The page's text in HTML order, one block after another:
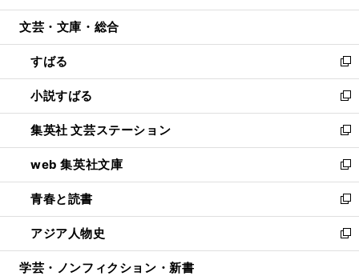
開
ウ
開
く
ン
ウ
で
開
く
ウ
ン
ド
ウ
で
開
く
文芸・文庫・総合
すばる
新
し
い
ウ
ィ
ン
ド
ウ
で
開
く
小説すばる
新
し
い
ウ
ィ
ン
ド
ウ
で
開
集英社 文芸ステーション
新
し
い
ウ
ィ
ン
ド
ウ
web 集英社文庫
新
し
い
ウ
ィ
ン
青春と読書
新
し
い
ウ
アジア人物史
新
し
学芸・ノンフィクション・新書